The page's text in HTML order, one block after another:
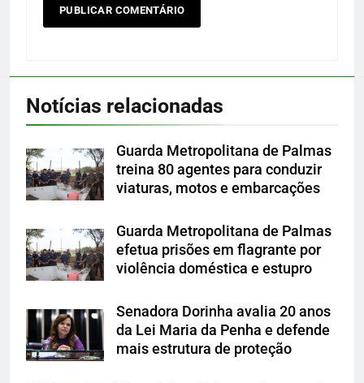
Notícias relacionadas
Guarda Metropolitana de Palmas
treina 80 agentes para conduzir
viaturas, motos e embarcações
Guarda Metropolitana de Palmas
efetua prisões em flagrante por
violência doméstica e estupro
Senadora Dorinha avalia 20 anos
da Lei Maria da Penha e defende
mais estrutura de proteção